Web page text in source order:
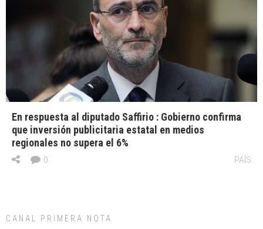
En respuesta al diputado Saffirio : Gobierno confirma
que inversión publicitaria estatal en medios
regionales no supera el 6%
PAÍS
0
CANAL PRIMERA NOTA